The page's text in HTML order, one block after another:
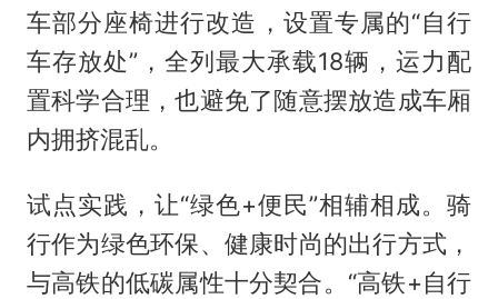
车部分座椅进行改造，设置专属的“自行
车存放处”，全列最大承载18辆，运力配
置科学合理，也避免了随意摆放造成车厢
内拥挤混乱。
试点实践，让“绿色+便民”相辅相成。骑
行作为绿色环保、健康时尚的出行方式，
与高铁的低碳属性十分契合。“高铁+自行